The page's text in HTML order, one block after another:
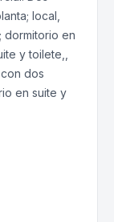
local,
dormitorio en
y toilete,,
dos
en suite y